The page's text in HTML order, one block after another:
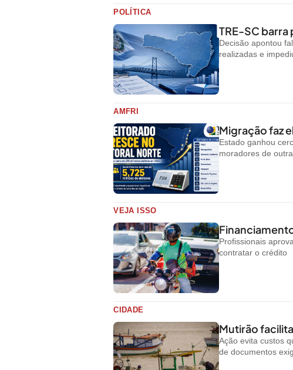
POLÍTICA
TRE-SC barra
Decisão apontou
realizadas e
AMFRI
Migração faz
Estado ganhou
moradores de
VEJA ISSO
Profissionais
contratar o crédito
CIDADE
Mutirão
Ação evita custos
de documentos